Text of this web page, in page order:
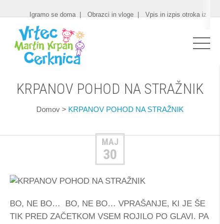
Igramo se doma Obrazci in vloge Vpis in izpis otroka iz
KRPANOV POHOD NA STRAŽNIK
Domov > KRPANOV POHOD NA STRAŽNIK
MAJ
30
BO, NE BO… BO, NE BO… VPRAŠANJE, KI JE ŠE
TIK PRED ZAČETKOM VSEM ROJILO PO GLAVI. PA